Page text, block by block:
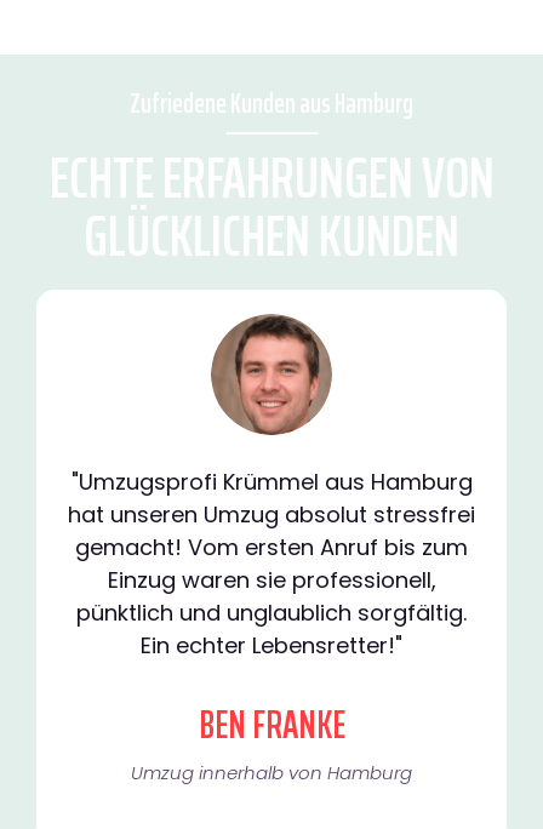
Zufriedene Kunden aus Hamburg
ECHTE ERFAHRUNGEN VON
GLÜCKLICHEN KUNDEN
"Umzugsprofi Krümmel aus Hamburg
hat unseren Umzug absolut stressfrei
gemacht! Vom ersten Anruf bis zum
Einzug waren sie professionell,
pünktlich und unglaublich sorgfältig.
Ein echter Lebensretter!"
BEN FRANKE
Umzug innerhalb von Hamburg​